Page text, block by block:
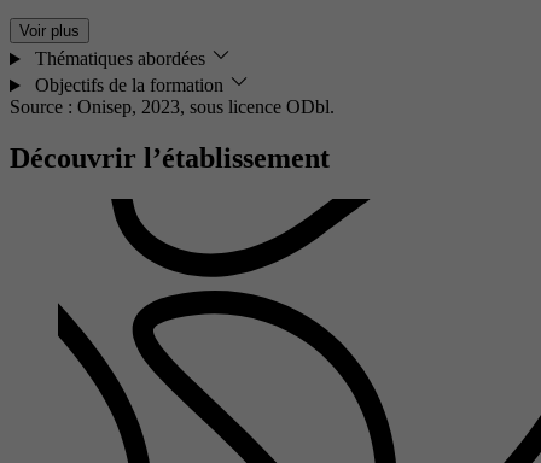
Voir plus
Thématiques abordées
Objectifs de la formation
Source : Onisep, 2023, sous licence ODbl.
Découvrir l’établissement